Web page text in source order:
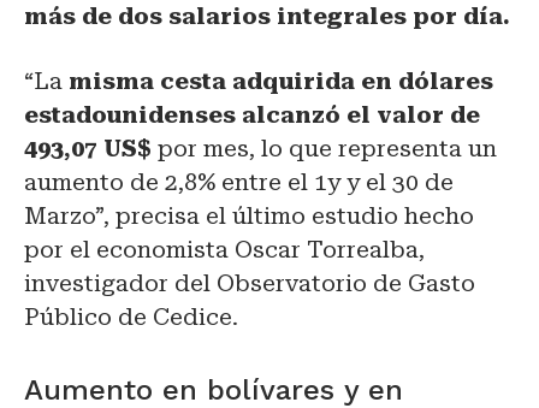
más de dos salarios integrales por día.
“La misma cesta adquirida en dólares
estadounidenses alcanzó el valor de
493,07 US$ por mes, lo que representa un
aumento de 2,8% entre el 1y y el 30 de
Marzo”, precisa el último estudio hecho
por el economista Oscar Torrealba,
investigador del Observatorio de Gasto
Público de Cedice.
Aumento en bolívares y en